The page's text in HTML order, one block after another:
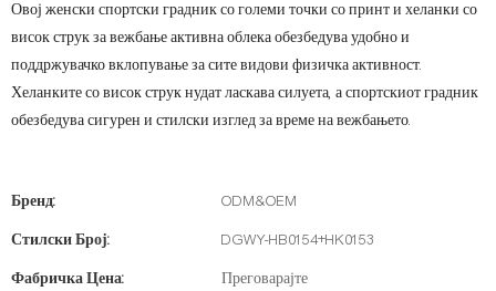
Овој женски спортски градник со големи точки со принт и хеланки со
висок струк за вежбање активна облека обезбедува удобно и
поддржувачко вклопување за сите видови физичка активност.
Хеланките со висок струк нудат ласкава силуета, а спортскиот градник
обезбедува сигурен и стилски изглед за време на вежбањето.
Бренд: ODM&OEM
Стилски Број: DGWY-HB0154+HK0153
Фабричка Цена: Преговарајте